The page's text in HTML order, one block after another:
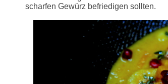
scharfen Gewürz befriedigen sollten.